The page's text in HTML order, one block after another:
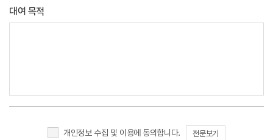
대여 목적
개인정보 수집 및 이용에 동의합니다. 전문보기